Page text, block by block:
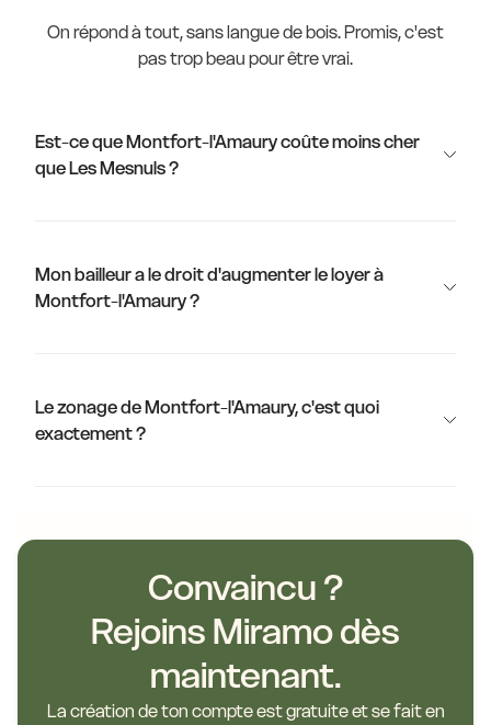
On répond à tout, sans langue de bois. Promis, c'est
pas trop beau pour être vrai.
Est-ce que Montfort-l'Amaury coûte moins cher
que Les Mesnuls ?
Mon bailleur a le droit d'augmenter le loyer à
Montfort-l'Amaury ?
Le zonage de Montfort-l'Amaury, c'est quoi
exactement ?
Convaincu ?
Rejoins Miramo dès
maintenant.
La création de ton compte est gratuite et se fait en